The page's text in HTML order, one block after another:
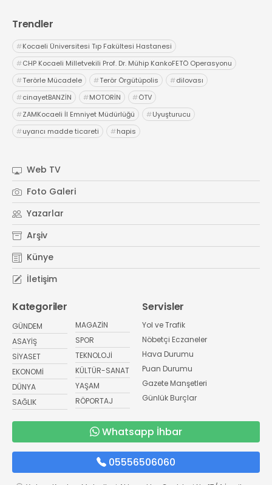
Trendler
#Kocaeli Üniversitesi Tıp Fakültesi Hastanesi
#CHP Kocaeli Milletvekili Prof. Dr. Mühip KankoFETÖ Operasyonu
#Terörle Mücadele #Terör Örgütüpolis #dilovası
#cinayetBANZİN #MOTORİN #ÖTV
#ZAMKocaeli İl Emniyet Müdürlüğü #Uyuşturucu
#uyarıcı madde ticareti #hapis
Web TV
Foto Galeri
Yazarlar
Arşiv
Künye
İletişim
Kategoriler
GÜNDEM
ASAYİŞ
SİYASET
EKONOMİ
DÜNYA
SAĞLIK
MAGAZİN
SPOR
TEKNOLOJİ
KÜLTÜR-SANAT
YAŞAM
RÖPORTAJ
Servisler
Yol ve Trafik
Nöbetçi Eczaneler
Hava Durumu
Puan Durumu
Gazete Manşetleri
Günlük Burçlar
Whatsapp İhbar
05556506060